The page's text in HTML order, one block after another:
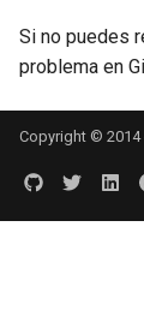
Si no puedes
problema en
Copyright © 2014